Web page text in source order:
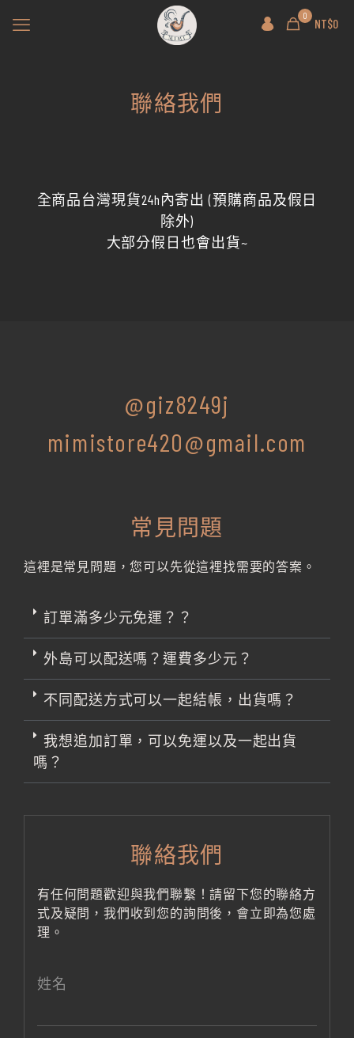
0
NT$0
聯絡我們
全商品台灣現貨24h內寄出 (預購商品及假日
除外)
大部分假日也會出貨~
@giz8249j
mimistore420@gmail.com
常見問題
這裡是常見問題，您可以先從這裡找需要的答案。
訂單滿多少元免運？？
外島可以配送嗎？運費多少元？
不同配送方式可以一起結帳，出貨嗎？
我想追加訂單，可以免運以及一起出貨
嗎？
聯絡我們
有任何問題歡迎與我們聯繫！請留下您的聯絡方
式及疑問，我們收到您的詢問後，會立即為您處
理。
姓名